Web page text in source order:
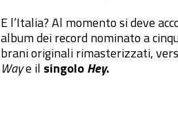
E l’Italia? Al momento si deve
album dei record nominato a
brani originali rimasterizzati,
Waye il singoloHey.